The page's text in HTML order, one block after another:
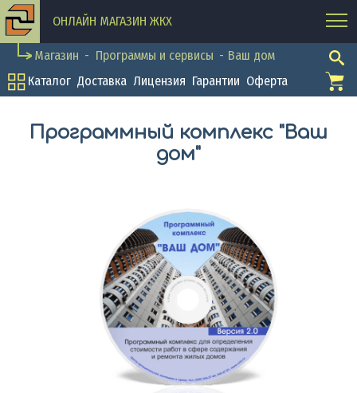
ОНЛАЙН МАГАЗИН ЖКХ
Магазин Программы и сервисы
Ваш дом
Каталог Доставка Лицензия Гарантии Оферта
Программный комплекс "Ваш
дом"